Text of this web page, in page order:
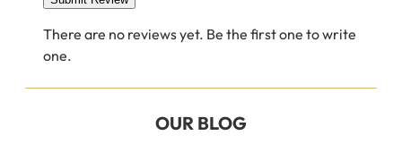
There are no reviews yet. Be the first one to write
one.
OUR BLOG